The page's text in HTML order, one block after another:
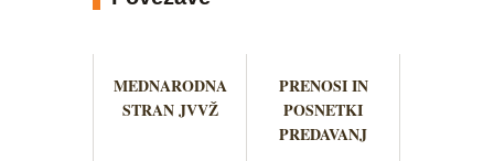
MEDNARODNA
STRAN JVVŽ
PRENOSI IN
POSNETKI
PREDAVANJ